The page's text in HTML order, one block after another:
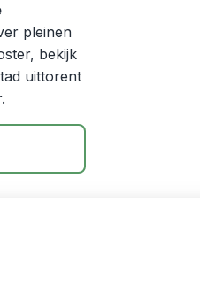
pleinen
bekijk
uittorent